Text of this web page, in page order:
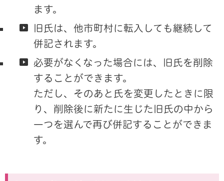
ます。
旧氏は、他市町村に転入しても継続して
併記されます。
必要がなくなった場合には、旧氏を削除
することができます。
ただし、そのあと氏を変更したときに限
り、削除後に新たに生じた旧氏の中から
一つを選んで再び併記することができま
す。